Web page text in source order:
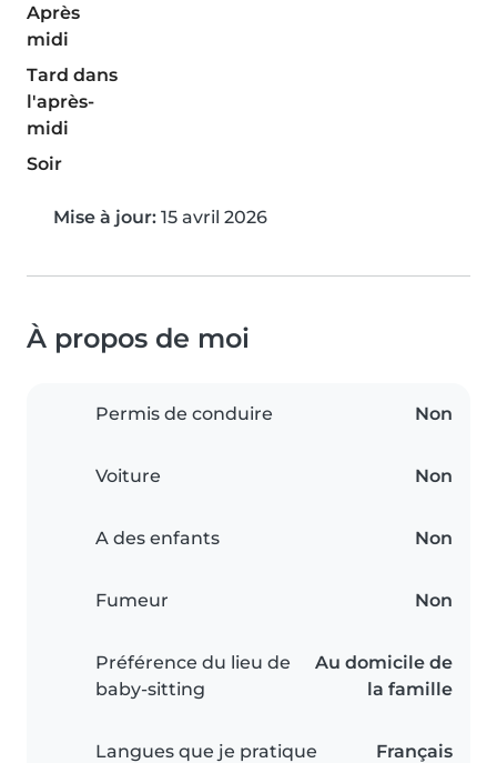
Après
midi
Tard dans
l'après-
midi
Soir
Mise à jour: 15 avril 2026
À propos de moi
Permis de conduire Non
Voiture Non
A des enfants Non
Fumeur Non
Préférence du lieu de
baby-sitting
Au domicile de
la famille
Langues que je pratique Français